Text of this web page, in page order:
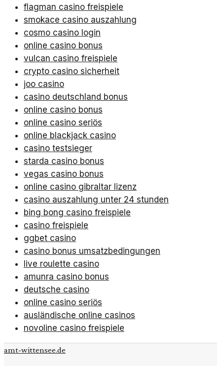
flagman casino freispiele
smokace casino auszahlung
cosmo casino login
online casino bonus
vulcan casino freispiele
crypto casino sicherheit
joo casino
casino deutschland bonus
online casino bonus
online casino seriös
online blackjack casino
casino testsieger
starda casino bonus
vegas casino bonus
online casino gibraltar lizenz
casino auszahlung unter 24 stunden
bing bong casino freispiele
casino freispiele
ggbet casino
casino bonus umsatzbedingungen
live roulette casino
amunra casino bonus
deutsche casino
online casino seriös
ausländische online casinos
novoline casino freispiele
amt-wittensee.de